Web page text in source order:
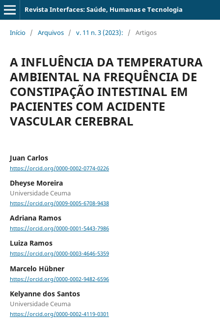
Revista Interfaces: Saúde, Humanas e Tecnologia
Início / Arquivos / v. 11 n. 3 (2023): / Artigos
A INFLUÊNCIA DA TEMPERATURA
AMBIENTAL NA FREQUÊNCIA DE
CONSTIPAÇÃO INTESTINAL EM
PACIENTES COM ACIDENTE
VASCULAR CEREBRAL
Juan Carlos
https://orcid.org/0000-0002-0774-0226
Dheyse Moreira
Universidade Ceuma
https://orcid.org/0009-0005-6708-9438
Adriana Ramos
https://orcid.org/0000-0001-5443-7986
Luiza Ramos
https://orcid.org/0000-0003-4646-5359
Marcelo Hübner
https://orcid.org/0000-0002-9482-6596
Kelyanne dos Santos
Universidade Ceuma
https://orcid.org/0000-0002-4119-0301